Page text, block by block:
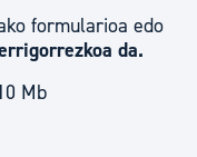
formularioa edo
da.
Mb